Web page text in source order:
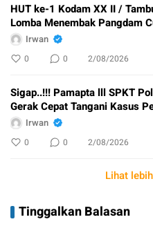
HUT ke-1 Kodam XX II /
Lomba Menembak Pangdam
Irwan
0 0 2/08/2026
Sigap..!!! Pamapta lll SPKT
Gerak Cepat Tangani Kasus
Irwan
0 0 2/08/2026
Lihat
Tinggalkan Balasan